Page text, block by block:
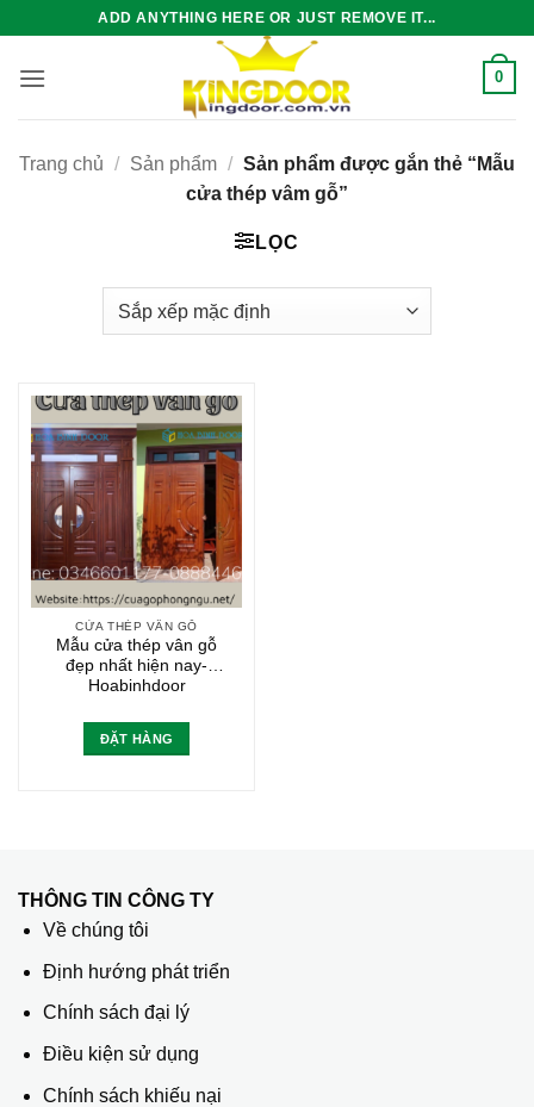
nội
ADD ANYTHING HERE OR JUST REMOVE IT...
0
Trang chủ / Sản phẩm / Sản phẩm được gắn thẻ “Mẫu
cửa thép vâm gỗ”
LỌC
CỬA THÉP VÂN GỖ
Mẫu cửa thép vân gỗ
đẹp nhất hiện nay-
Hoabinhdoor
ĐẶT HÀNG
THÔNG TIN CÔNG TY
Về chúng tôi
Định hướng phát triển
Chính sách đại lý
Điều kiện sử dụng
Chính sách khiếu nại